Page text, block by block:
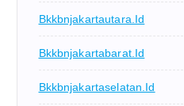
Bkkbnjakartautara.id
Bkkbnjakartabarat.id
Bkkbnjakartaselatan.id